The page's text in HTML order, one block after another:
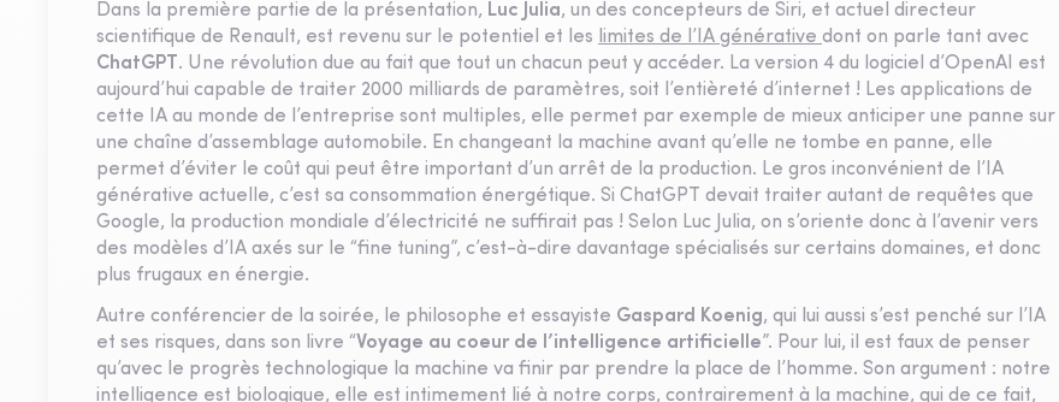
Dans la première partie de la présentation, Luc Julia, un des concepteurs de Siri, et actuel directeur
scientifique de Renault, est revenu sur le potentiel et les limites de l’IA générative dont on parle tant avec
ChatGPT . Une révolution due au fait que tout un chacun peut y accéder. La version 4 du logiciel d’OpenAI est
aujourd’hui capable de traiter 2000 milliards de paramètres, soit l’entièreté d’internet ! Les applications de
cette IA au monde de l’entreprise sont multiples, elle permet par exemple de mieux anticiper une panne sur
une chaîne d’assemblage automobile. En changeant la machine avant qu’elle ne tombe en panne, elle
permet d’éviter le coût qui peut être important d’un arrêt de la production. Le gros inconvénient de l’IA
générative actuelle, c’est sa consommation énergétique. Si ChatGPT devait traiter autant de requêtes que
Google, la production mondiale d’électricité ne suffirait pas ! Selon Luc Julia, on s’oriente donc à l’avenir vers
des modèles d’IA axés sur le “fine tuning”, c’est-à-dire davantage spécialisés sur certains domaines, et donc
plus frugaux en énergie.
Autre conférencier de la soirée, le philosophe et essayiste Gaspard Koenig, qui lui aussi s’est penché sur l’IA
et ses risques, dans son livre “Voyage au coeur de l’intelligence artificielle”. Pour lui, il est faux de penser
qu’avec le progrès technologique la machine va finir par prendre la place de l’homme. Son argument : notre
intelligence est biologique, elle est intimement lié à notre corps, contrairement à la machine, qui de ce fait,